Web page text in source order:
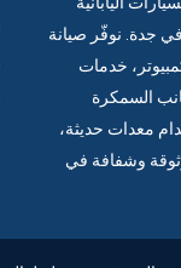
في جدة. نوفّر صيانة
خدمات
السمكرة
معدات حديثة،
وشفافة في